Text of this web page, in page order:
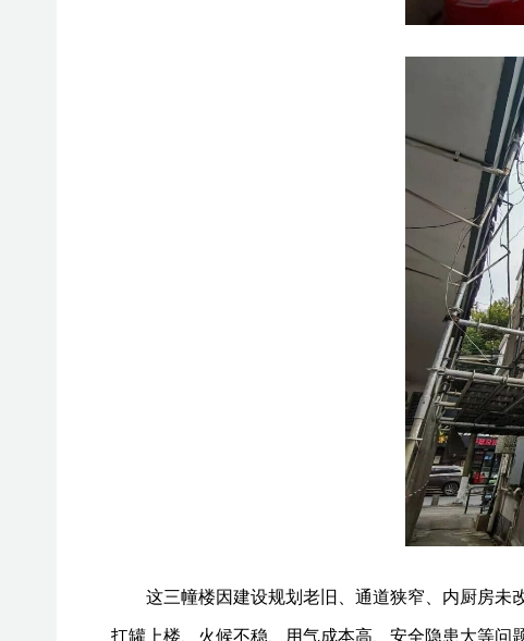
这三幢楼因建设规划老旧、通道狭窄、内厨房未
扛罐上楼、火候不稳、用气成本高、安全隐患大等